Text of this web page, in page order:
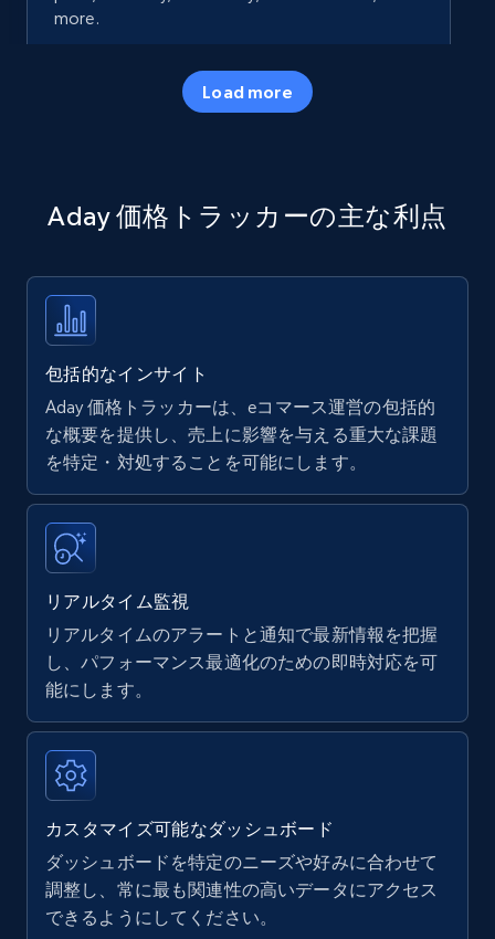
more.
5.7K+ 今すぐ始める
specific keywords
price, Currency, Availability, Reviews count, and
more.
Amazon products - find products by using
upc numbers
Title, Seller name, Brand, Description, Initial
price, Currency, Availability, Reviews count, and
more.
35.2K+ 5.7K+ 今すぐ始める
URL, Product name, Product rating, Product
rating object, Product rating max, Rating,
Author name, Asin, and more.
7.4K+ 870+ 今すぐ始める
Load more
Aday 価格トラッカーの主な利点
包括的なインサイト
Aday 価格トラッカーは、eコマース運営の包括的
な概要を提供し、売上に影響を与える重大な課題
を特定・対処することを可能にします。
リアルタイム監視
リアルタイムのアラートと通知で最新情報を把握
し、パフォーマンス最適化のための即時対応を可
能にします。
カスタマイズ可能なダッシュボード
ダッシュボードを特定のニーズや好みに合わせて
調整し、常に最も関連性の高いデータにアクセス
できるようにしてください。